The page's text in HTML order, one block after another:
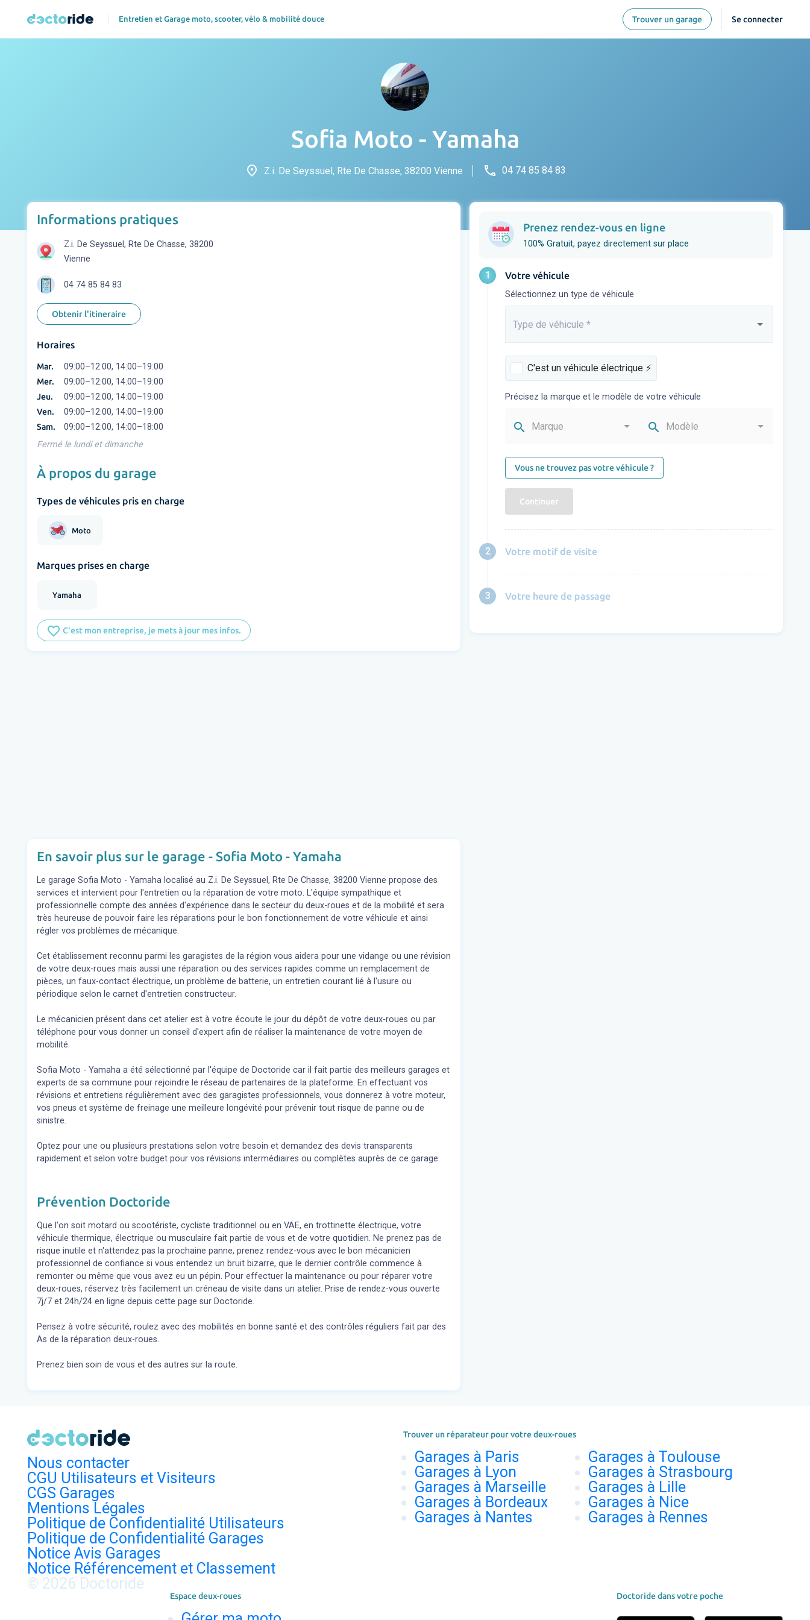
Entretien et Garage moto, scooter, vélo & mobilité douce Trouver un garage Se connecter
Sofia Moto - Yamaha
place Z.i. De Seyssuel, Rte De Chasse, 38200 Vienne phone 04 74 85 84 83
Informations pratiques
Z.i. De Seyssuel, Rte De Chasse, 38200
Vienne
04 74 85 84 83
Obtenir l'itineraire
Horaires
Mar. 09:00–12:00, 14:00–19:00
Mer. 09:00–12:00, 14:00–19:00
Jeu. 09:00–12:00, 14:00–19:00
Ven. 09:00–12:00, 14:00–19:00
Sam.
09:00–12:00, 14:00–18:00
Fermé le lundi et dimanche
À propos du garage
Types de véhicules pris en charge
Moto
Marques prises en charge
Yamaha
favorite_border C'est mon entreprise, je mets à jour mes infos.
En savoir plus sur le garage - Sofia Moto - Yamaha
Le garage Sofia Moto - Yamaha localisé au Z.i. De Seyssuel, Rte De Chasse, 38200 Vienne propose des
services et intervient pour l'entretien ou la réparation de votre moto. L'équipe sympathique et
professionnelle compte des années d'expérience dans le secteur du deux-roues et de la mobilité et sera
très heureuse de pouvoir faire les réparations pour le bon fonctionnement de votre véhicule et ainsi
régler vos problèmes de mécanique.
Cet établissement reconnu parmi les garagistes de la région vous aidera pour une vidange ou une révision
de votre deux-roues mais aussi une réparation ou des services rapides comme un remplacement de
pièces, un faux-contact électrique, un problème de batterie, un entretien courant lié à l'usure ou
périodique selon le carnet d'entretien constructeur.
Le mécanicien présent dans cet atelier est à votre écoute le jour du dépôt de votre deux-roues ou par
téléphone pour vous donner un conseil d'expert afin de réaliser la maintenance de votre moyen de
mobilité.
Sofia Moto - Yamaha a été sélectionné par l'équipe de Doctoride car il fait partie des meilleurs garages et
experts de sa commune pour rejoindre le réseau de partenaires de la plateforme. En effectuant vos
révisions et entretiens régulièrement avec des garagistes professionnels, vous donnerez à votre moteur,
vos pneus et système de freinage une meilleure longévité pour prévenir tout risque de panne ou de
sinistre.
Optez pour une ou plusieurs prestations selon votre besoin et demandez des devis transparents
rapidement et selon votre budget pour vos révisions intermédiaires ou complètes auprès de ce garage.
Prévention Doctoride
Que l'on soit motard ou scootériste, cycliste traditionnel ou en VAE, en trottinette électrique, votre
véhicule thermique, électrique ou musculaire fait partie de vous et de votre quotidien. Ne prenez pas de
risque inutile et n'attendez pas la prochaine panne, prenez rendez-vous avec le bon mécanicien
professionnel de confiance si vous entendez un bruit bizarre, que le dernier contrôle commence à
remonter ou même que vous avez eu un pépin. Pour effectuer la maintenance ou pour réparer votre
deux-roues, réservez très facilement un créneau de visite dans un atelier. Prise de rendez-vous ouverte
7j/7 et 24h/24 en ligne depuis cette page sur Doctoride.
Pensez à votre sécurité, roulez avec des mobilités en bonne santé et des contrôles réguliers fait par des
As de la réparation deux-roues.
Prenez bien soin de vous et des autres sur la route.
Prenez rendez-vous en ligne
100% Gratuit, payez directement sur place
1 Votre véhicule
Sélectionnez un type de véhicule
Saisissez...
Type de véhicule *
C'est un véhicule électrique ⚡️
Précisez la marque et le modèle de votre véhicule
search Marque search Modèle
Vous ne trouvez pas votre véhicule ?
Continuer
2 Votre motif de visite
3 Votre heure de passage
Nous contacter
CGU Utilisateurs et Visiteurs
CGS Garages
Mentions Légales
Politique de Confidentialité Utilisateurs
Politique de Confidentialité Garages
Notice Avis Garages
Notice Référencement et Classement
© 2026 Doctoride
Trouver un réparateur pour votre deux-roues
Garages à Paris
Garages à Lyon
Garages à Marseille
Garages à Bordeaux
Garages à Nantes
Garages à Toulouse
Garages à Strasbourg
Garages à Lille
Garages à Nice
Garages à Rennes
Espace deux-roues Doctoride dans votre poche